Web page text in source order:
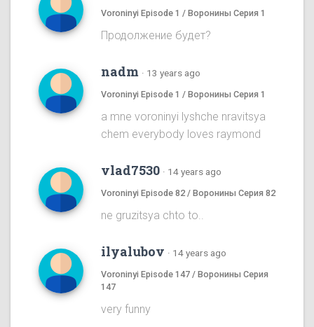
Voroninyi Episode 1 / Воронины Серия 1
Продолжение будет?
nadm · 13 years ago
Voroninyi Episode 1 / Воронины Серия 1
a mne voroninyi lyshche nravitsya
chem everybody loves raymond
vlad7530 · 14 years ago
Voroninyi Episode 82 / Воронины Серия 82
ne gruzitsya chto to..
ilyalubov · 14 years ago
Voroninyi Episode 147 / Воронины Серия
147
very funny